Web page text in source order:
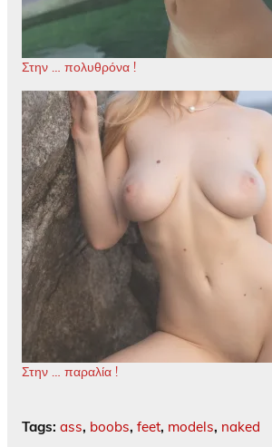
Στην … πολυθρόνα !
Στην … παραλία !
Tags: ass, boobs, feet, models, naked